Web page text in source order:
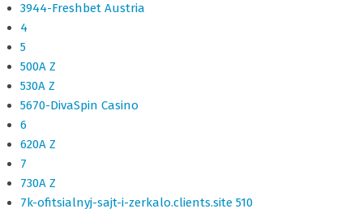
3944-Freshbet Austria
4
5
500A Z
530A Z
5670-DivaSpin Casino
6
620A Z
7
730A Z
7k-ofitsialnyj-sajt-i-zerkalo.clients.site 510